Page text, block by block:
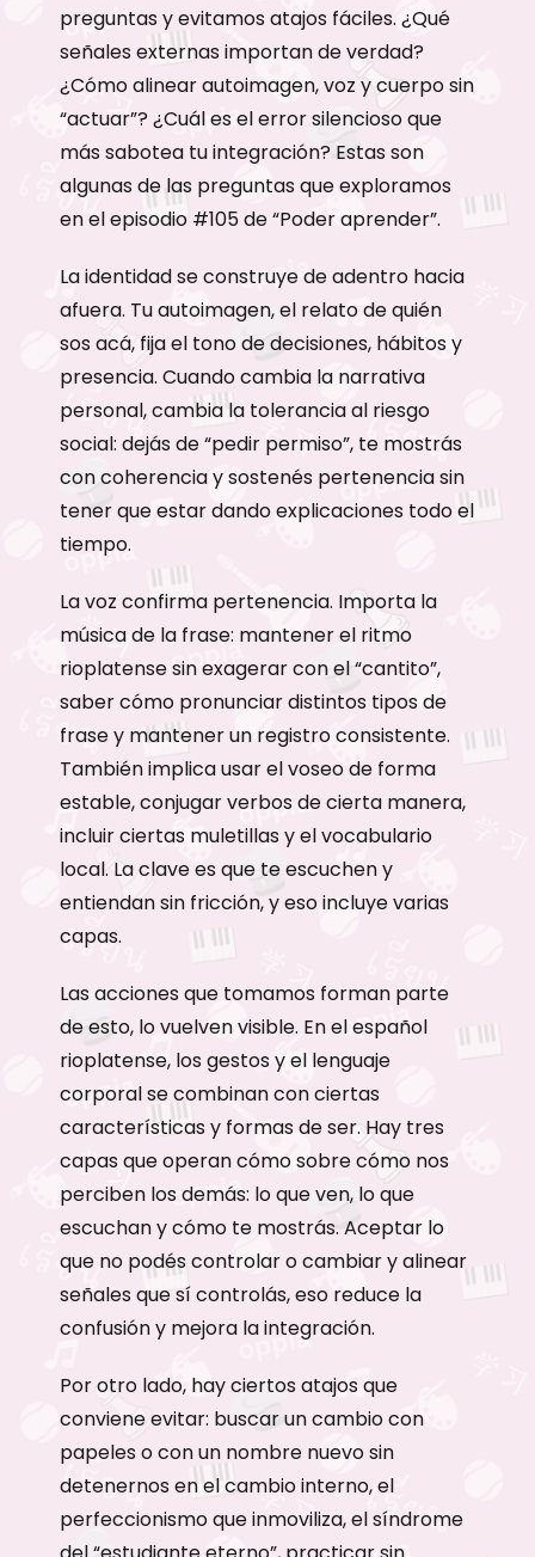
preguntas y evitamos atajos fáciles. ¿Qué
señales externas importan de verdad?
¿Cómo alinear autoimagen, voz y cuerpo sin
“actuar”? ¿Cuál es el error silencioso que
más sabotea tu integración? Estas son
algunas de las preguntas que exploramos
en el episodio #105 de “Poder aprender”.
La identidad se construye de adentro hacia
afuera. Tu autoimagen, el relato de quién
sos acá, fija el tono de decisiones, hábitos y
presencia. Cuando cambia la narrativa
personal, cambia la tolerancia al riesgo
social: dejás de “pedir permiso”, te mostrás
con coherencia y sostenés pertenencia sin
tener que estar dando explicaciones todo el
tiempo.
La voz confirma pertenencia. Importa la
música de la frase: mantener el ritmo
rioplatense sin exagerar con el “cantito”,
saber cómo pronunciar distintos tipos de
frase y mantener un registro consistente.
También implica usar el voseo de forma
estable, conjugar verbos de cierta manera,
incluir ciertas muletillas y el vocabulario
local. La clave es que te escuchen y
entiendan sin fricción, y eso incluye varias
capas.
Las acciones que tomamos forman parte
de esto, lo vuelven visible. En el español
rioplatense, los gestos y el lenguaje
corporal se combinan con ciertas
características y formas de ser. Hay tres
capas que operan cómo sobre cómo nos
perciben los demás: lo que ven, lo que
escuchan y cómo te mostrás. Aceptar lo
que no podés controlar o cambiar y alinear
señales que sí controlás, eso reduce la
confusión y mejora la integración.
Por otro lado, hay ciertos atajos que
conviene evitar: buscar un cambio con
papeles o con un nombre nuevo sin
detenernos en el cambio interno, el
perfeccionismo que inmoviliza, el síndrome